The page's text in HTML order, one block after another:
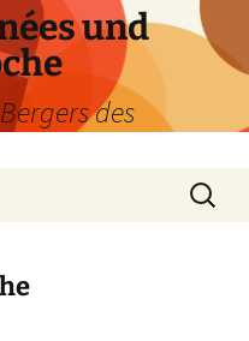
und
des
Suchen
nach: